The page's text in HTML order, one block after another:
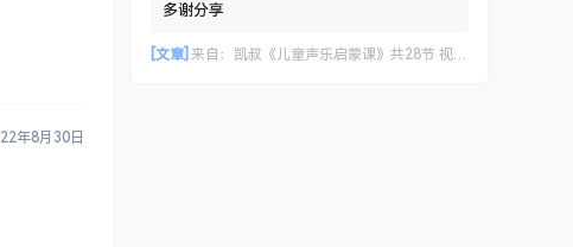
22年8月30日
多谢分享
[文章] 来自： 凯叔《儿童声乐启蒙课》共28节 视频课程